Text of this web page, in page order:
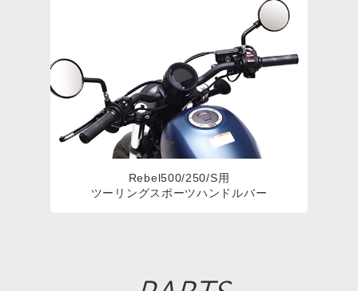
Rebel500/250/S用
ツーリングスポーツハンドルバー